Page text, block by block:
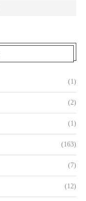
(1)
(2)
(1)
(163)
(7)
(12)